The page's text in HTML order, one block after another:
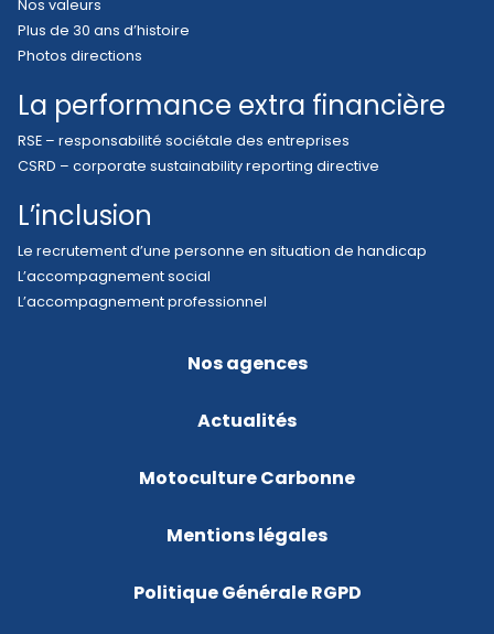
Nos valeurs
Plus de 30 ans d’histoire
Photos directions
La performance extra financière
RSE – responsabilité sociétale des entreprises
CSRD – corporate sustainability reporting directive
L’inclusion
Le recrutement d’une personne en situation de handicap
L’accompagnement social
L’accompagnement professionnel
Nos agences
Actualités
Motoculture Carbonne
Mentions légales
Politique Générale RGPD